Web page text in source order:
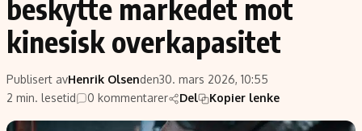
Fritid
Hav og sjømat
Verden
Teknologi
Forbrukerrettigheter
Aksjer
Retningslinjer
beskytte markedet mot
kinesisk overkapasitet
Publisert avHenrik Olsenden30. mars 2026, 10:55
2 min. lesetid
0 kommentarer Del Kopier lenke